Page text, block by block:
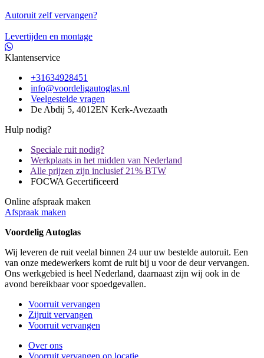
Autoruit zelf vervangen?
Levertijden en montage
Klantenservice
+31634928451
info@voordeligautoglas.nl
Veelgestelde vragen
De Abdij 5, 4012EN Kerk-Avezaath
Hulp nodig?
Speciale ruit nodig?
Werkplaats in het midden van Nederland
Alle prijzen zijn inclusief 21% BTW
FOCWA Gecertificeerd
Online afspraak maken
Afspraak maken
Voordelig Autoglas
Wij leveren de ruit veelal binnen 24 uur uw bestelde autoruit. Een
van onze medewerkers komt de ruit bij u voor de deur vervangen.
Ons werkgebied is heel Nederland, daarnaast zijn wij ook in de
avond bereikbaar voor spoedgevallen.
Voorruit vervangen
Zijruit vervangen
Voorruit vervangen
Over ons